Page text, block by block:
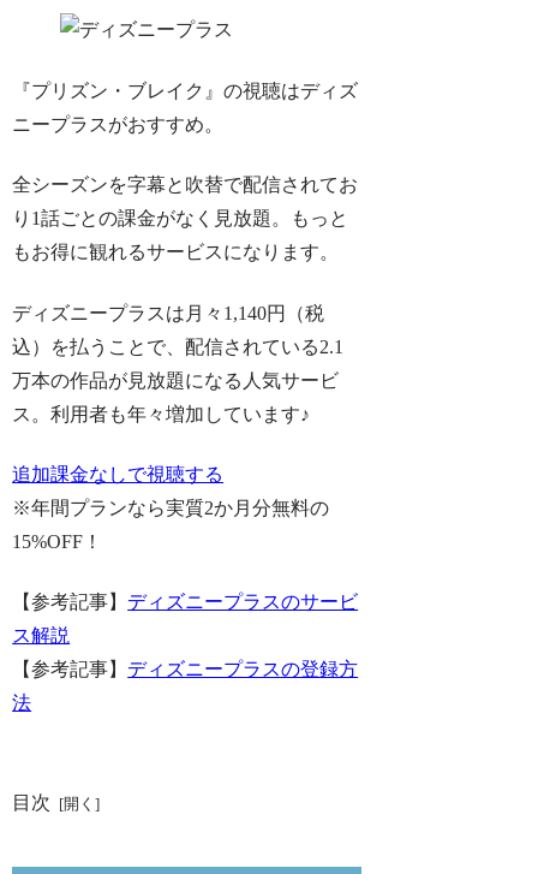
『プリズン・ブレイク』の視聴はディズ
ニープラスがおすすめ。
全シーズンを字幕と吹替で配信されてお
り 1話ごとの課金がなく見放題 。もっと
もお得に観れるサービスになります。
ディズニープラスは月々1,140円（税
込）を払うことで、配信されている2.1
万本の作品が見放題になる人気サービ
ス。利用者も年々増加しています♪
追加課金なしで視聴する
※年間プランなら実質2か月分無料の
15%OFF！
【参考記事】 ディズニープラスのサービ
ス解説
【参考記事】 ディズニープラスの登録方
法
目次